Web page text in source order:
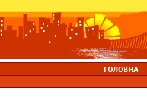
ГОЛОВНА